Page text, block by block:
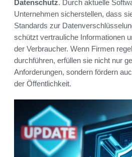
Datenschutz. Durch aktuelle
Unternehmen sicherstellen, dass
Standards zur
schützt vertrauliche Informationen
der Verbraucher. Wenn Firmen
durchführen, erfüllen sie nicht nur
Anforderungen, sondern fördern
der Öffentlichkeit.